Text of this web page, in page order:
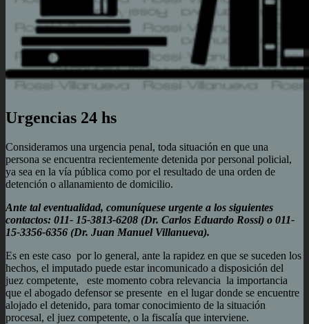
Urgencias 24 hs
Consideramos una urgencia penal, toda situación en que una
persona se encuentra recientemente detenida por personal policial,
ya sea en la vía pública como por el resultado de una orden de
detención o allanamiento de domicilio.
Ante tal eventualidad, comuníquese urgente a los siguientes
contactos: 011- 15-3813-6208 (Dr. Carlos Eduardo Rossi) o 011-
15-3356-6356 (Dr. Juan Manuel Villanueva).
Es en este caso por lo general, ante la rapidez en que se suceden los
hechos, el imputado puede estar incomunicado a disposición del
juez competente, este momento cobra relevancia la importancia
que el abogado defensor se presente en el lugar donde se encuentre
alojado el detenido, para tomar conocimiento de la situación
procesal, el juez competente, o la fiscalía que interviene.